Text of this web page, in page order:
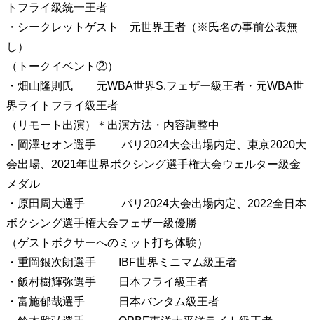
トフライ級統一王者
・シークレットゲスト 元世界王者（※氏名の事前公表無
し）
（トークイベント②）
・畑山隆則氏 元WBA世界S.フェザー級王者・元WBA世
界ライトフライ級王者
（リモート出演）＊出演方法・内容調整中
・岡澤セオン選手 パリ2024大会出場内定、東京2020大
会出場、2021年世界ボクシング選手権大会ウェルター級金
メダル
・原田周大選手 パリ2024大会出場内定、2022全日本
ボクシング選手権大会フェザー級優勝
（ゲストボクサーへのミット打ち体験）
・重岡銀次朗選手 IBF世界ミニマム級王者
・飯村樹輝弥選手 日本フライ級王者
・富施郁哉選手 日本バンタム級王者